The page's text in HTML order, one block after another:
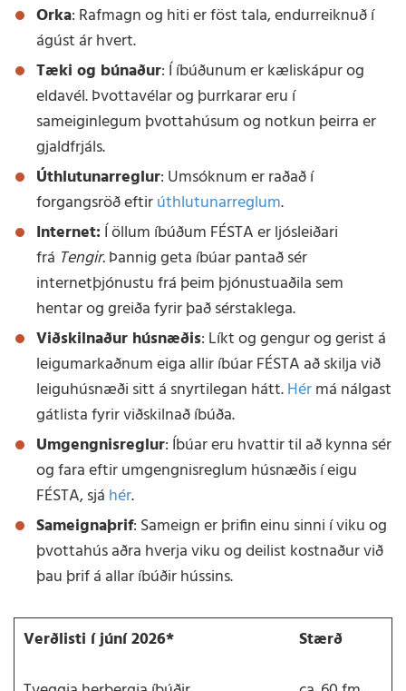
Orka: Rafmagn og hiti er föst tala, endurreiknuð í
ágúst ár hvert.
Tæki og búnaður: Í íbúðunum er kæliskápur og
eldavél. Þvottavélar og þurrkarar eru í
sameiginlegum þvottahúsum og notkun þeirra er
gjaldfrjáls.
Úthlutunarreglur: Umsóknum er raðað í
forgangsröð eftirúthlutunarreglum.
Internet: Í öllum íbúðum FÉSTA er ljósleiðari
frá Tengir.Þannig geta íbúar pantað sér
internetþjónustu frá þeim þjónustuaðila sem
hentar og greiða fyrir það sérstaklega.
Viðskilnaður húsnæðis: Líkt og gengur og gerist á
leigumarkaðnum eiga allir íbúar FÉSTA að skilja við
leiguhúsnæði sitt á snyrtilegan hátt.Hérmá nálgast
gátlista fyrir viðskilnað íbúða.
Umgengnisreglur: Íbúar eru hvattir til að kynna sér
og fara eftir umgengnisreglum húsnæðis í eigu
FÉSTA, sjá hér.
Sameignaþrif: Sameign er þrifin einu sinni í viku og
þvottahús aðra hverja viku og deilist kostnaður við
þau þrif á allar íbúðir hússins.
Verðlisti í júní 2026*
Stærð